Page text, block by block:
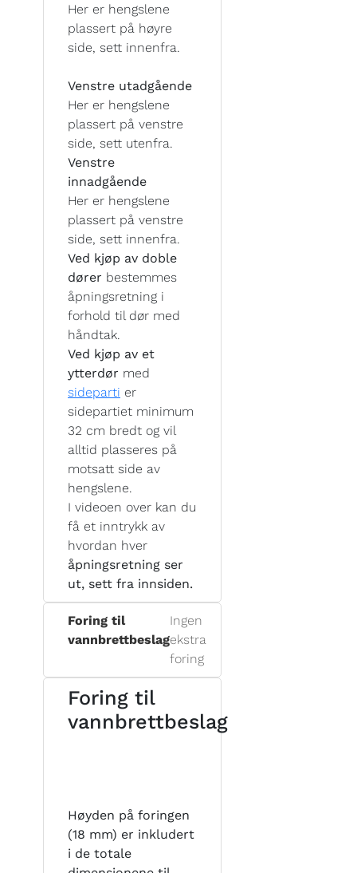
Her er hengslene
plassert på høyre
side, sett innenfra.
Venstre utadgående
Her er hengslene
plassert på venstre
side, sett utenfra.
Venstre
innadgående
Her er hengslene
plassert på venstre
side, sett innenfra.
Ved kjøp av doble
dører bestemmes
åpningsretning i
forhold til dør med
håndtak.
Ved kjøp av et
ytterdør med
sideparti er
sidepartiet minimum
32 cm bredt og vil
alltid plasseres på
motsatt side av
hengslene.
I videoen over kan du
få et inntrykk av
hvordan hver
åpningsretning ser
ut, sett fra innsiden.
Foring til
vannbrettbeslag
Ingen
ekstra
foring
Foring til
vannbrettbeslag
Høyden på foringen
(18 mm) er inkludert
i de totale